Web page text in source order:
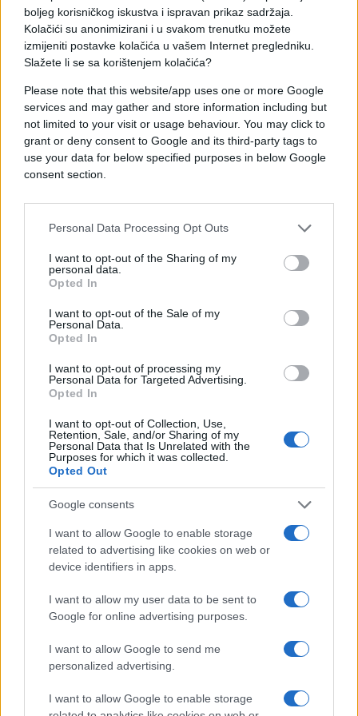
boljeg korisničkog iskustva i ispravan prikaz sadržaja.
Kolačići su anonimizirani i u svakom trenutku možete
izmijeniti postavke kolačića u vašem Internet pregledniku.
Slažete li se sa korištenjem kolačića?
Please note that this website/app uses one or more Google
services and may gather and store information including but
not limited to your visit or usage behaviour. You may click to
grant or deny consent to Google and its third-party tags to
use your data for below specified purposes in below Google
consent section.
Personal Data Processing Opt Outs
I want to opt-out of the Sharing of my
personal data.
Opted In
I want to opt-out of the Sale of my
Personal Data.
Opted In
I want to opt-out of processing my
Personal Data for Targeted Advertising.
Opted In
I want to opt-out of Collection, Use,
Retention, Sale, and/or Sharing of my
Personal Data that Is Unrelated with the
Purposes for which it was collected.
Opted Out
Google consents
I want to allow Google to enable storage
related to advertising like cookies on web or
device identifiers in apps.
I want to allow my user data to be sent to
Google for online advertising purposes.
I want to allow Google to send me
personalized advertising.
I want to allow Google to enable storage
Sve više njemačkih kompanija izloženo je pritisku i
na matičnom njemačkom tržištu, utvrdio je institut.
"Do kraja 2022. većina kompanija gotovo je
konstantno postizala dobre rezultate na domaćem
objavljeno je u istraživanju.